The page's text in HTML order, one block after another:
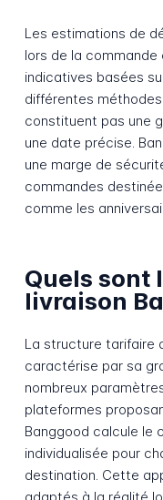
Les estimations de
lors de la
indicatives basées
différentes
constituent pas une
une date précise.
une marge de
commandes
comme les
Quels sont
livraison
La structure tarifaire
caractérise par sa
nombreux
plateformes
Banggood calcule le
individualisée pour
destination. Cette
adaptés à la réalité